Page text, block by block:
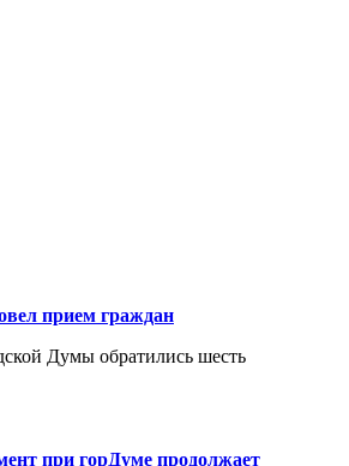
прием граждан
Думы обратились шесть
при горДуме продолжает